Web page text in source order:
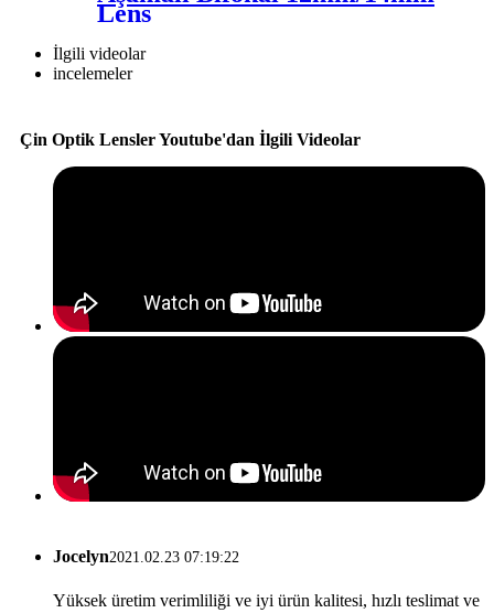
Lens
İlgili videolar
incelemeler
Çin Optik Lensler Youtube'dan İlgili Videolar
Jocelyn2021.02.23 07:19:22
Yüksek üretim verimliliği ve iyi ürün kalitesi, hızlı teslimat ve